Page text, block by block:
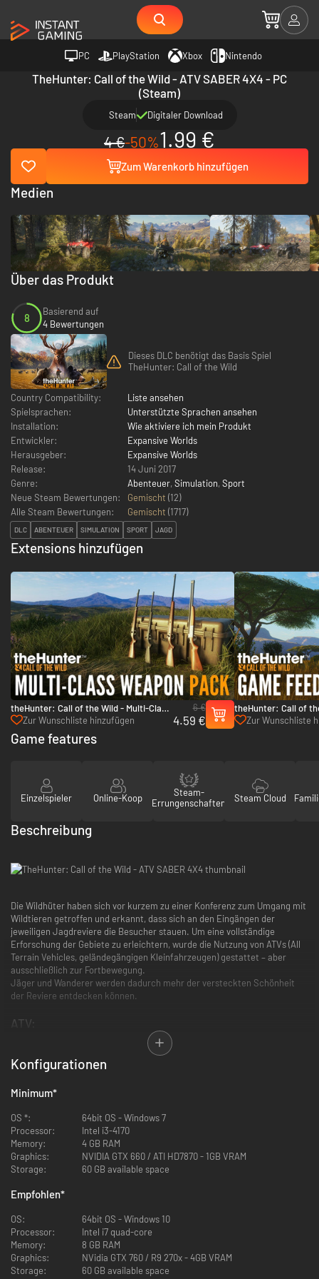
PC PlayStation Xbox Nintendo
TheHunter: Call of the Wild - ATV SABER 4X4 - PC
(Steam)
Steam Digitaler Download
4 €-50%1.99 €
Zum Warenkorb hinzufügen
Über das Produkt
8
Basierend auf
4 Bewertungen
Dieses DLC benötigt das Basis Spiel
TheHunter: Call of the Wild
Country Compatibility:
Liste ansehen
Spielsprachen:
Unterstützte Sprachen ansehen
Installation:
Wie aktiviere ich mein Produkt
Entwickler:
Expansive Worlds
Herausgeber:
Expansive Worlds
Release:
14 Juni 2017
Genre:
Abenteuer, Simulation, Sport
Neue Steam Bewertungen:
Gemischt (12)
Alle Steam Bewertungen:
Gemischt (1717)
DLC ABENTEUER SIMULATION SPORT JAGD
Extensions hinzufügen
theHunter: Call of the Wild - Multi-Class
Weapon Pack - PC (Steam)
Zur Wunschliste hinzufügen
6 €
4.59 €
theHunter: Call of
Feeder Pack 2 - PC
Zur Wunschliste
Medien
Game features
Einzelspieler Online-Koop
Steam-
Errungenschaften
Steam Cloud
Beschreibung
Die Wildhüter haben sich vor kurzem zu einer Konferenz zum Umgang mit
Wildtieren getroffen und erkannt, dass sich an den Eingängen der
jeweiligen Jagdreviere die Besucher stauen. Um eine vollständige
Erforschung der Gebiete zu erleichtern, wurde die Nutzung von ATVs (All
Terrain Vehicles, geländegängigen Kleinfahrzeugen) gestattet – aber
ausschließlich zur Fortbewegung.
Jäger und Wanderer werden dadurch mehr der versteckten Schönheit
der Reviere entdecken können.
ATV:
SABER 4X4:
Dieses ATV trägt den Fahrer mit unglaublichem Komfort und Stil über
Felder, Sümpfe und Hügel. Nie zuvor konnte man die Jagdreviere
schneller und besser durchqueren.
Den SABER 4X4 teilen:
Konfigurationen
Minimum*
OS *:
64bit OS - Windows 7
Processor:
Intel i3-4170
Memory:
4 GB RAM
Graphics:
NVIDIA GTX 660 / ATI HD7870 - 1GB VRAM
Storage:
60 GB available space
Empfohlen*
OS:
64bit OS - Windows 10
Processor:
Intel i7 quad-core
Memory:
8 GB RAM
Graphics:
NVidia GTX 760 / R9 270x - 4GB VRAM
Storage:
60 GB available space